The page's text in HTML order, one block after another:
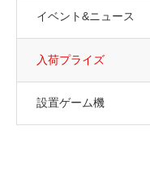
イベント&ニュース
入荷プライズ
設置ゲーム機